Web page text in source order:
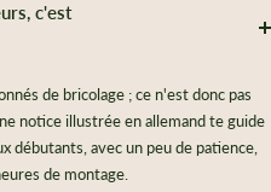
c'est
de bricolage ; ce n'est donc pas
notice illustrée en allemand te guide
débutants, avec un peu de patience,
de montage.